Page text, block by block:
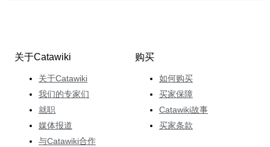
关于Catawiki
关于Catawiki
我们的专家们
就职
媒体报道
与Catawiki合作
购买
如何购买
买家保障
Catawiki故事
买家条款